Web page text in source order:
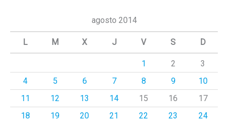
a
agosto 2014
L M X J V S D
1 2
3
4
5 6 7 8 9
10
11
12 13 14 15 16
17
18
19 20 21 22 23
24